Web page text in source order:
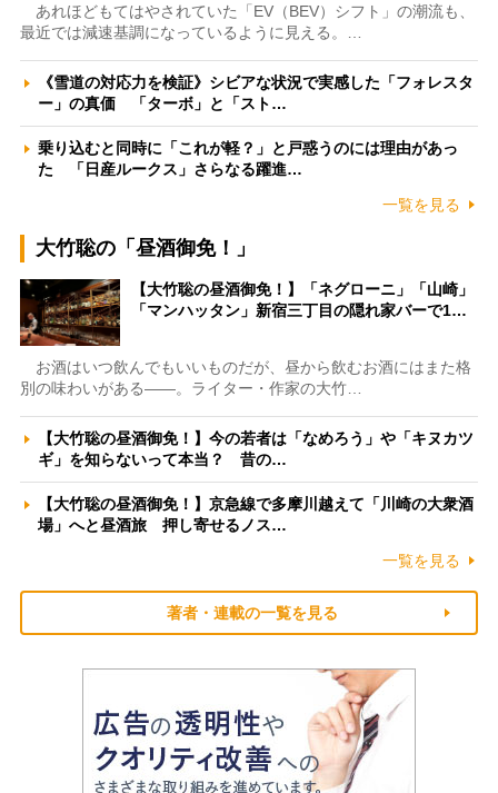
あれほどもてはやされていた「EV（BEV）シフト」の潮流も、
最近では減速基調になっているように見える。…
《雪道の対応力を検証》シビアな状況で実感した「フォレスタ
ー」の真価 「ターボ」と「スト…
乗り込むと同時に「これが軽？」と戸惑うのには理由があっ
た 「日産ルークス」さらなる躍進…
一覧を見る
大竹聡の「昼酒御免！」
【大竹聡の昼酒御免！】「ネグローニ」「山崎」
「マンハッタン」新宿三丁目の隠れ家バーで1…
お酒はいつ飲んでもいいものだが、昼から飲むお酒にはまた格
別の味わいがある――。ライター・作家の大竹…
【大竹聡の昼酒御免！】今の若者は「なめろう」や「キヌカツ
ギ」を知らないって本当？ 昔の…
【大竹聡の昼酒御免！】京急線で多摩川越えて「川崎の大衆酒
場」へと昼酒旅 押し寄せるノス…
一覧を見る
著者・連載の一覧を見る